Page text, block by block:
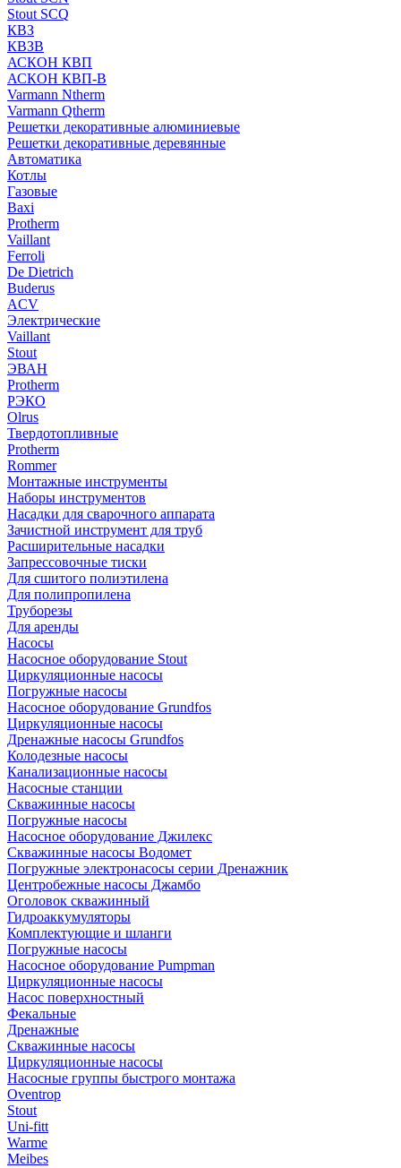
Stout SCQ
КВЗ
КВЗВ
АСКОН КВП
АСКОН КВП-В
Varmann Ntherm
Varmann Qtherm
Решетки декоративные алюминиевые
Решетки декоративные деревянные
Автоматика
Котлы
Газовые
Baxi
Protherm
Vaillant
Ferroli
De Dietrich
Buderus
ACV
Электрические
Vaillant
Stout
ЭВАН
Protherm
РЭКО
Olrus
Твердотопливные
Protherm
Rommer
Монтажные инструменты
Наборы инструментов
Насадки для сварочного аппарата
Зачистной инструмент для труб
Расширительные насадки
Запрессовочные тиски
Для сшитого полиэтилена
Для полипропилена
Труборезы
Для аренды
Насосы
Насосное оборудование Stout
Циркуляционные насосы
Погружные насосы
Насосное оборудование Grundfos
Циркуляционные насосы
Дренажные насосы Grundfos
Колодезные насосы
Канализационные насосы
Насосные станции
Скважинные насосы
Погружные насосы
Насосное оборудование Джилекс
Скважинные насосы Водомет
Погружные электронасосы серии Дренажник
Центробежные насосы Джамбо
Оголовок скважинный
Гидроаккумуляторы
Комплектующие и шланги
Погружные насосы
Насосное оборудование Pumpman
Циркуляционные насосы
Насос поверхностный
Фекальные
Дренажные
Скважинные насосы
Циркуляционные насосы
Насосные группы быстрого монтажа
Oventrop
Stout
Uni-fitt
Warme
Meibes